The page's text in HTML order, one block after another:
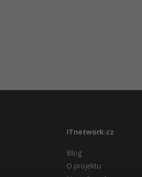
ITnetwork.cz
Blog
O projektu